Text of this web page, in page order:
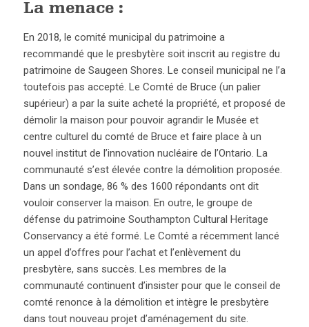
La menace :
En 2018, le comité municipal du patrimoine a
recommandé que le presbytère soit inscrit au registre du
patrimoine de Saugeen Shores. Le conseil municipal ne l’a
toutefois pas accepté. Le Comté de Bruce (un palier
supérieur) a par la suite acheté la propriété, et proposé de
démolir la maison pour pouvoir agrandir le Musée et
centre culturel du comté de Bruce et faire place à un
nouvel institut de l’innovation nucléaire de l’Ontario. La
communauté s’est élevée contre la démolition proposée.
Dans un sondage, 86 % des 1600 répondants ont dit
vouloir conserver la maison. En outre, le groupe de
défense du patrimoine Southampton Cultural Heritage
Conservancy a été formé. Le Comté a récemment lancé
un appel d’offres pour l’achat et l’enlèvement du
presbytère, sans succès. Les membres de la
communauté continuent d’insister pour que le conseil de
comté renonce à la démolition et intègre le presbytère
dans tout nouveau projet d’aménagement du site.